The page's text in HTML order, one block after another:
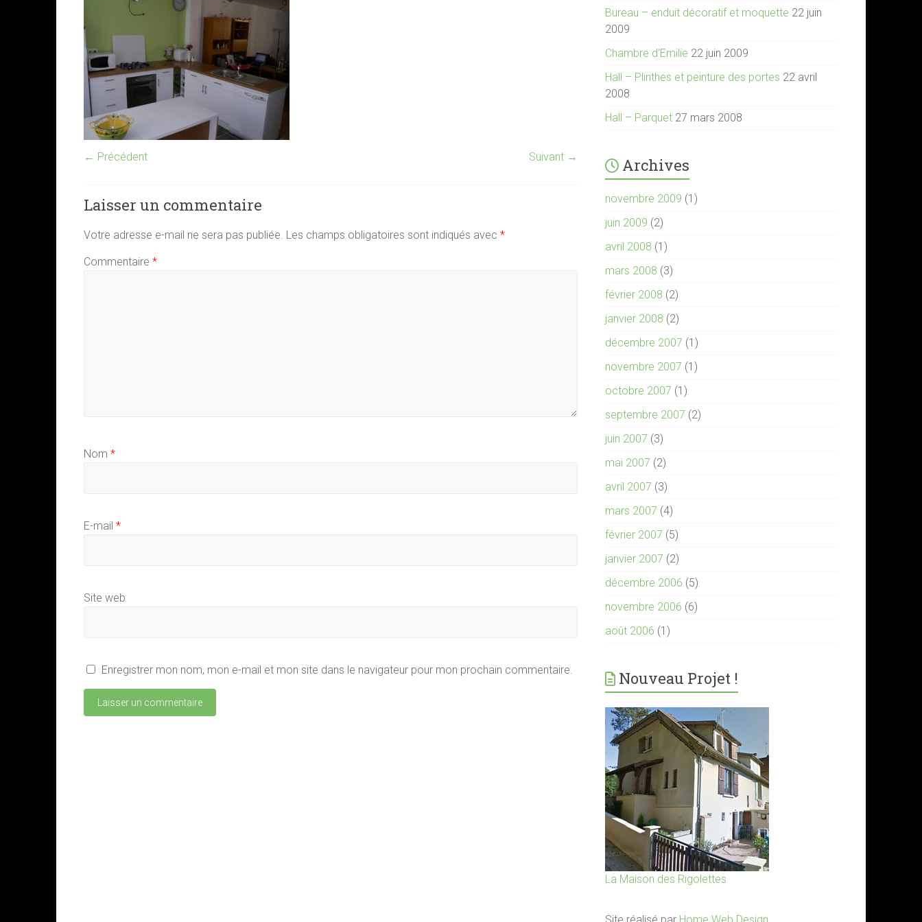
← Précédent Suivant →
Laisser un commentaire
Votre adresse e-mail ne sera pas publiée. Les champs obligatoires sont indiqués avec *
Commentaire *
Nom *
E-mail *
Site web
Enregistrer mon nom, mon e-mail et mon site dans le navigateur pour mon prochain commentaire.
Bureau – enduit décoratif et moquette 22 juin
2009
Chambre d’Emilie 22 juin 2009
Hall – Plinthes et peinture des portes 22 avril
2008
Hall – Parquet 27 mars 2008
Archives
novembre 2009 (1)
juin 2009 (2)
avril 2008 (1)
mars 2008 (3)
février 2008 (2)
janvier 2008 (2)
décembre 2007 (1)
novembre 2007 (1)
octobre 2007 (1)
septembre 2007 (2)
juin 2007 (3)
mai 2007 (2)
avril 2007 (3)
mars 2007 (4)
février 2007 (5)
janvier 2007 (2)
décembre 2006 (5)
novembre 2006 (6)
août 2006 (1)
Nouveau Projet !
La Maison des Rigolettes